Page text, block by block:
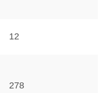
12
278